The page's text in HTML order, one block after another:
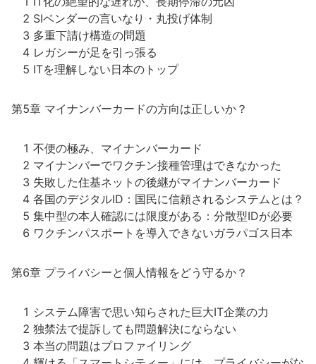
2 SIベンダーの言いなり・丸投げ体制
3 多重下請け構造の問題
4 レガシーが足を引っ張る
5 ITを理解しない日本のトップ
第5章 マイナンバーカードの方向は正しいか？
1 不便の極み、マイナンバーカード
2 マイナンバーでワクチン接種管理はできなかった
3 失敗した住基ネットの後継がマイナンバーカード
4 各国のデジタルID：国民に信頼されるシステムとは？
5 集中型の本人確認には限度がある：分散型IDが必要
6 ワクチンパスポートを導入できないガラパゴス日本
第6章 プライバシーと個人情報をどう守るか？
1 システム障害で思い知らされた巨大IT企業の力
2 独禁法で提訴しても問題解決にならない
3 本当の問題はプロファイリング